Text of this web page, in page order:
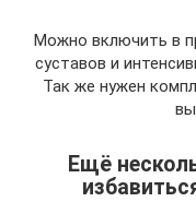
Можно включить в
суставов и
Так же нужен
Ещё